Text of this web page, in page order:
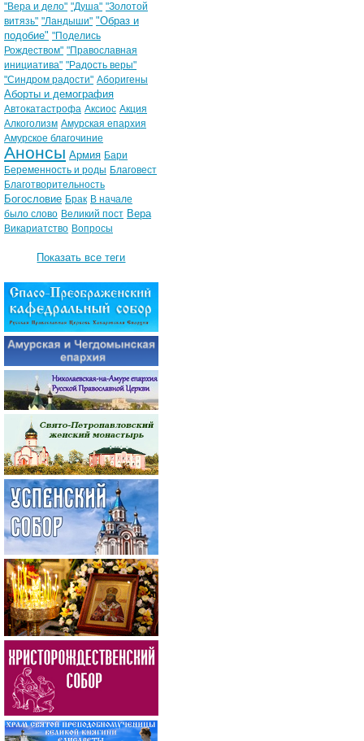
"Вера и дело" "Душа" "Золотой
витязь" "Ландыши" "Образ и
подобие" "Поделись
Рождеством" "Православная
инициатива" "Радость веры"
"Синдром радости" Аборигены
Аборты и демография
Автокатастрофа Аксиос Акция
Алкоголизм Амурская епархия
Амурское благочиние
Анонсы Армия Бари
Беременность и роды Благовест
Благотворительность
Богословие Брак В начале
было слово Великий пост Вера
Викариатство Вопросы
Показать все теги